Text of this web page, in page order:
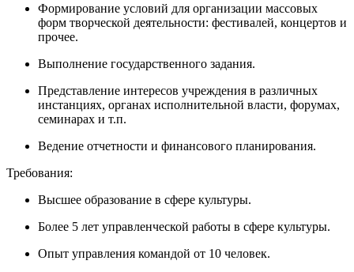
Формирование условий для организации массовых
форм творческой деятельности: фестивалей, концертов и
прочее.
Выполнение государственного задания.
Представление интересов учреждения в различных
инстанциях, органах исполнительной власти, форумах,
семинарах и т.п.
Ведение отчетности и финансового планирования.
Требования:
Высшее образование в сфере культуры.
Более 5 лет управленческой работы в сфере культуры.
Опыт управления командой от 10 человек.